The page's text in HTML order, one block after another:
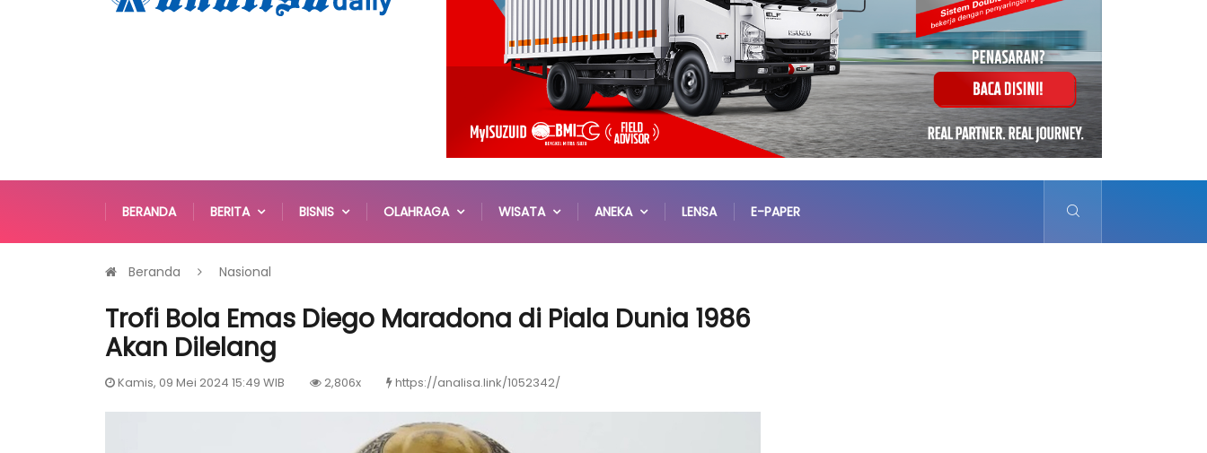
BERANDA BERITA BISNIS OLAHRAGA WISATA ANEKA LENSA E-PAPER
Beranda Nasional
Trofi Bola Emas Diego Maradona di Piala Dunia 1986
Akan Dilelang
Kamis, 09 Mei 2024 15:49 WIB 2,806x https://analisa.link/1052342/